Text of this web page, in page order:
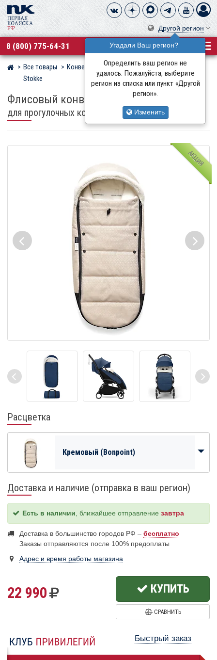
Другой регион
Угадали Ваш регион?
Определить ваш регион не
удалось. Пожалуйста, выберите
регион из списка или пункт «Другой
регион».
Изменить
8 (800) 775-64-31
Магазин детских колясок
Все товары Конверты, муфты
Флисовые конверты
Stokke
Флисовый конверт Stokkeуниверсальный
для прогулочных колясок
АКЦИЯ
Расцветка
Кремовый (Bonpoint)
Доставка и наличие (отправка в ваш регион)
Есть в наличии , ближайшее отправление завтра
Доставка в большинство городов РФ – бесплатно
Заказы отправляются после 100% предоплаты
Адрес и время работы магазина
22 990 КУПИТЬ
СРАВНИТЬ
Быстрый заказ